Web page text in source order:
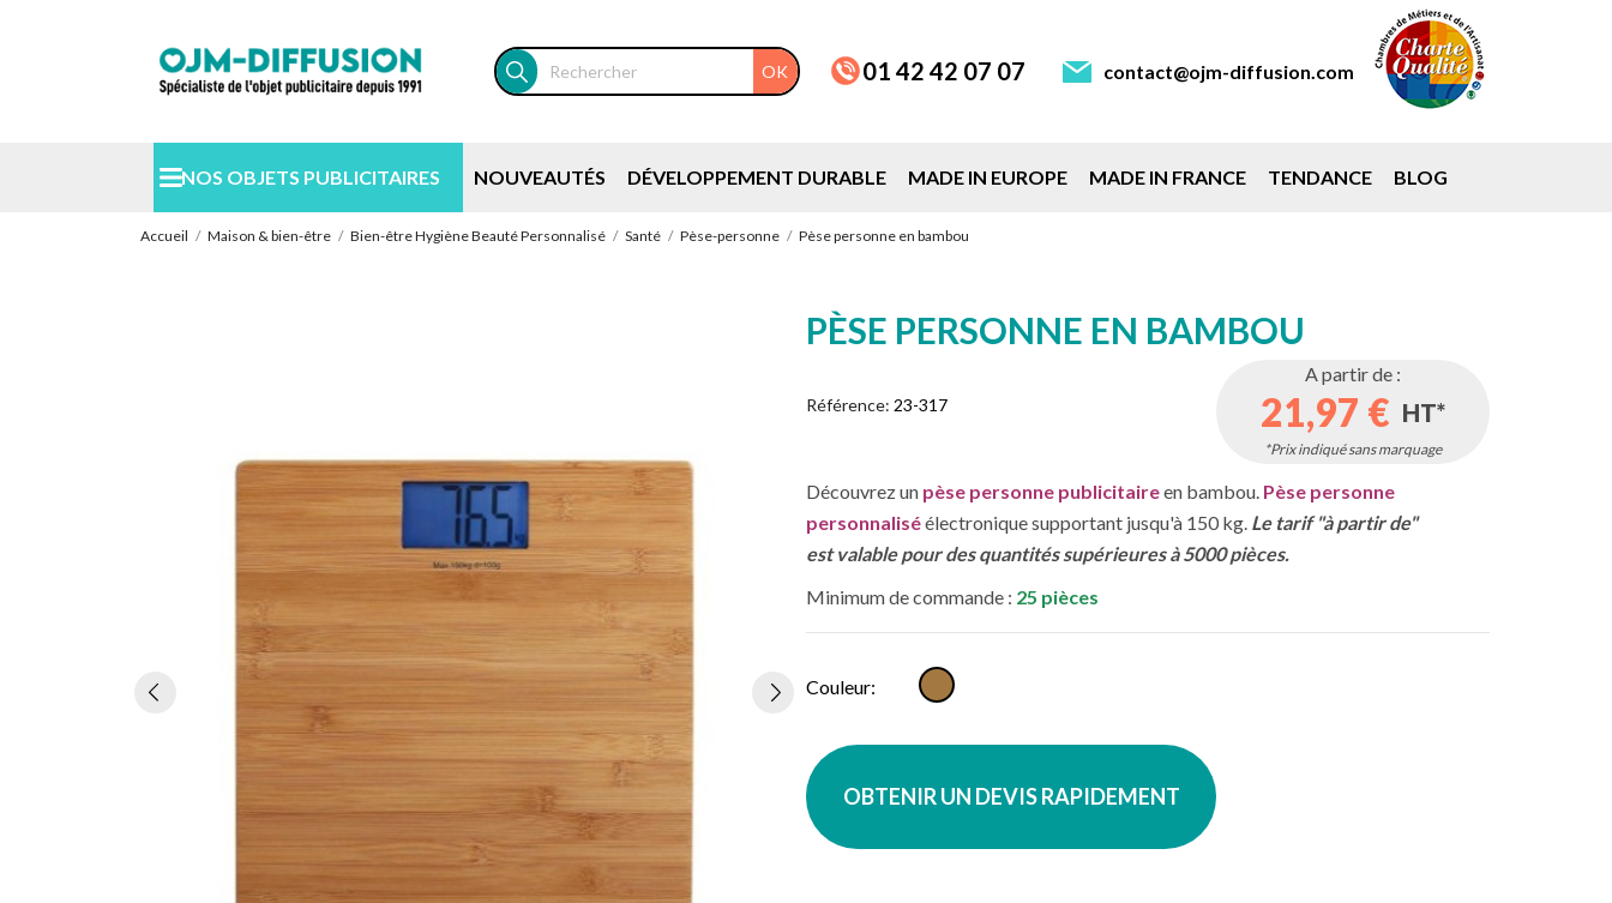
OK 01 42 42 07 07 contact@ojm-diffusion.com
NOS OBJETS PUBLICITAIRES NOUVEAUTÉS DÉVELOPPEMENT DURABLE MADE IN EUROPE MADE IN FRANCE TENDANCE BLOG
Accueil Maison & bien-être Bien-être Hygiène Beauté Personnalisé Santé Pèse-personne Pèse personne en bambou
PÈSE PERSONNE EN BAMBOU
Référence: 23-317
A partir de :
21,97 € HT*
*Prix indiqué sans marquage
Découvrez un pèse personne publicitaireen bambou. Pèse personne
personnaliséélectronique supportant jusqu'à 150 kg. Le tarif "à partir de"
est valable pour des quantités supérieures à 5000 pièces.
Minimum de commande : 25 pièces
Couleur: Marron
OBTENIR UN DEVIS RAPIDEMENT